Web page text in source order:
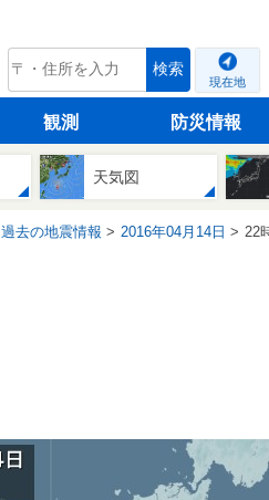
tenki.jp 検索
現在地
観測 防災情報
天気図
過去の地震情報 2016年04月14日 22